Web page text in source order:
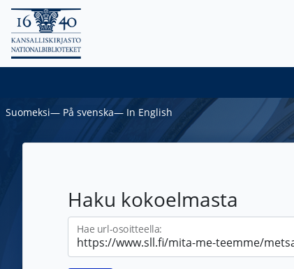
Suomeksi― På svenska― In English
Haku kokoelmasta
Hae url-osoitteella: